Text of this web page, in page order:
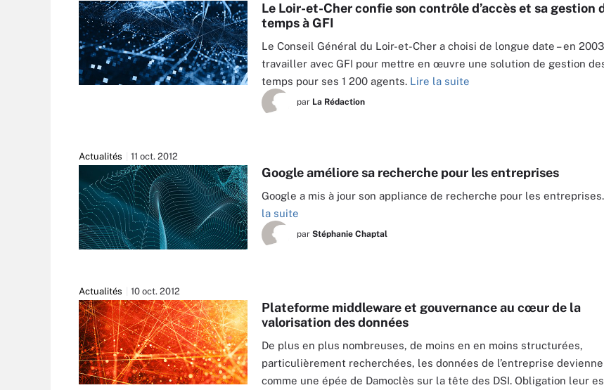
Le Loir-et-Cher confie son contrôle d’accès et sa gestion
temps à GFI
Le Conseil Général du Loir-et-Cher a choisi de longue date – en 2003
travailler avec GFI pour mettre en œuvre une solution de gestion
temps pour ses 1 200 agents. Lire la suite
par La Rédaction
Actualités 11 oct. 2012
Google améliore sa recherche pour les entreprises
Google a mis à jour son appliance de recherche pour les entreprises.
la suite
par Stéphanie Chaptal
Actualités 10 oct. 2012
Plateforme middleware et gouvernance au cœur de la
valorisation des données
De plus en plus nombreuses, de moins en en moins structurées,
particulièrement recherchées, les données de l’entreprise
comme une épée de Damoclès sur la tête des DSI. Obligation leur